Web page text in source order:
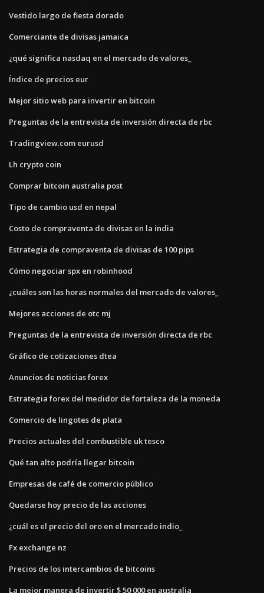
Vestido largo de fiesta dorado
Comerciante de divisas jamaica
¿qué significa nasdaq en el mercado de valores_
Índice de precios eur
Mejor sitio web para invertir en bitcoin
Preguntas de la entrevista de inversión directa de rbc
Tradingview.com eurusd
Lh crypto coin
Comprar bitcoin australia post
Tipo de cambio usd en nepal
Costo de compraventa de divisas en la india
Estrategia de compraventa de divisas de 100 pips
Cómo negociar spx en robinhood
¿cuáles son las horas normales del mercado de valores_
Mejores acciones de otc mj
Preguntas de la entrevista de inversión directa de rbc
Gráfico de cotizaciones dtea
Anuncios de noticias forex
Estrategia forex del medidor de fortaleza de la moneda
Comercio de lingotes de plata
Precios actuales del combustible uk tesco
Qué tan alto podría llegar bitcoin
Empresas de café de comercio público
Quedarse hoy precio de las acciones
¿cuál es el precio del oro en el mercado indio_
Fx exchange nz
Precios de los intercambios de bitcoins
La mejor manera de invertir $ 50 000 en australia